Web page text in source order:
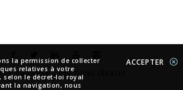
ACCEPTER
la permission de collecter
relatives à votre
le décret-loi royal
la navigation, nous
CRICURSA |MENTIONS LÉGALES